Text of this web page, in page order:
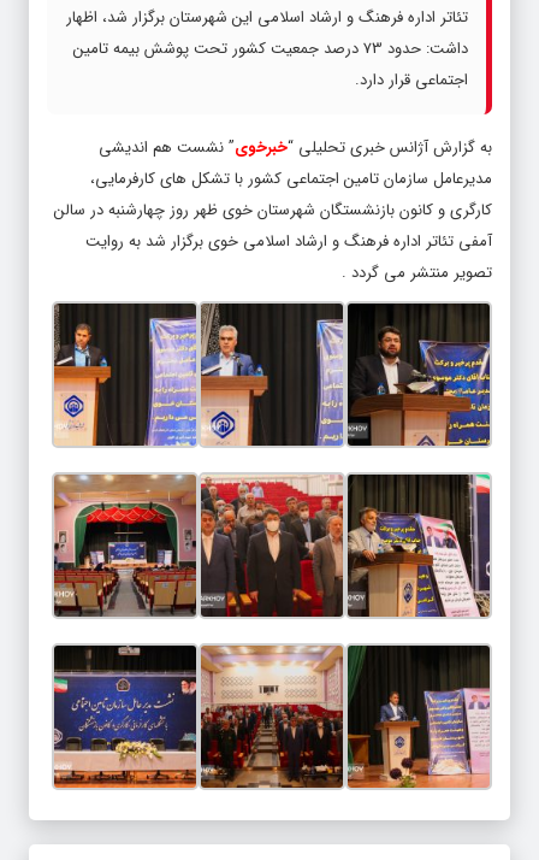
تئاتر اداره فرهنگ و ارشاد اسلامی این شهرستان برگزار شد، اظهار
داشت: حدود 73 درصد جمعیت کشور تحت پوشش بیمه تامین
اجتماعی قرار دارد.
به گزارش آژانس خبری تحلیلی “خبرخوی” نشست هم اندیشی
مدیرعامل سازمان تامین اجتماعی کشور با تشکل های کارفرمایی،
کارگری و کانون بازنشستگان شهرستان خوی ظهر روز چهارشنبه در سالن
آمفی تئاتر اداره فرهنگ و ارشاد اسلامی خوی برگزار شد به روایت
تصویر منتشر می گردد .